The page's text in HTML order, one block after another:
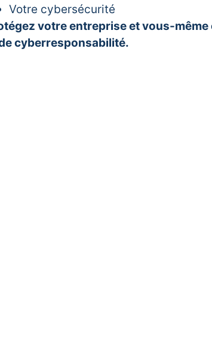
Votre cybersécurité
votre entreprise et vous-
cyberresponsabilité.